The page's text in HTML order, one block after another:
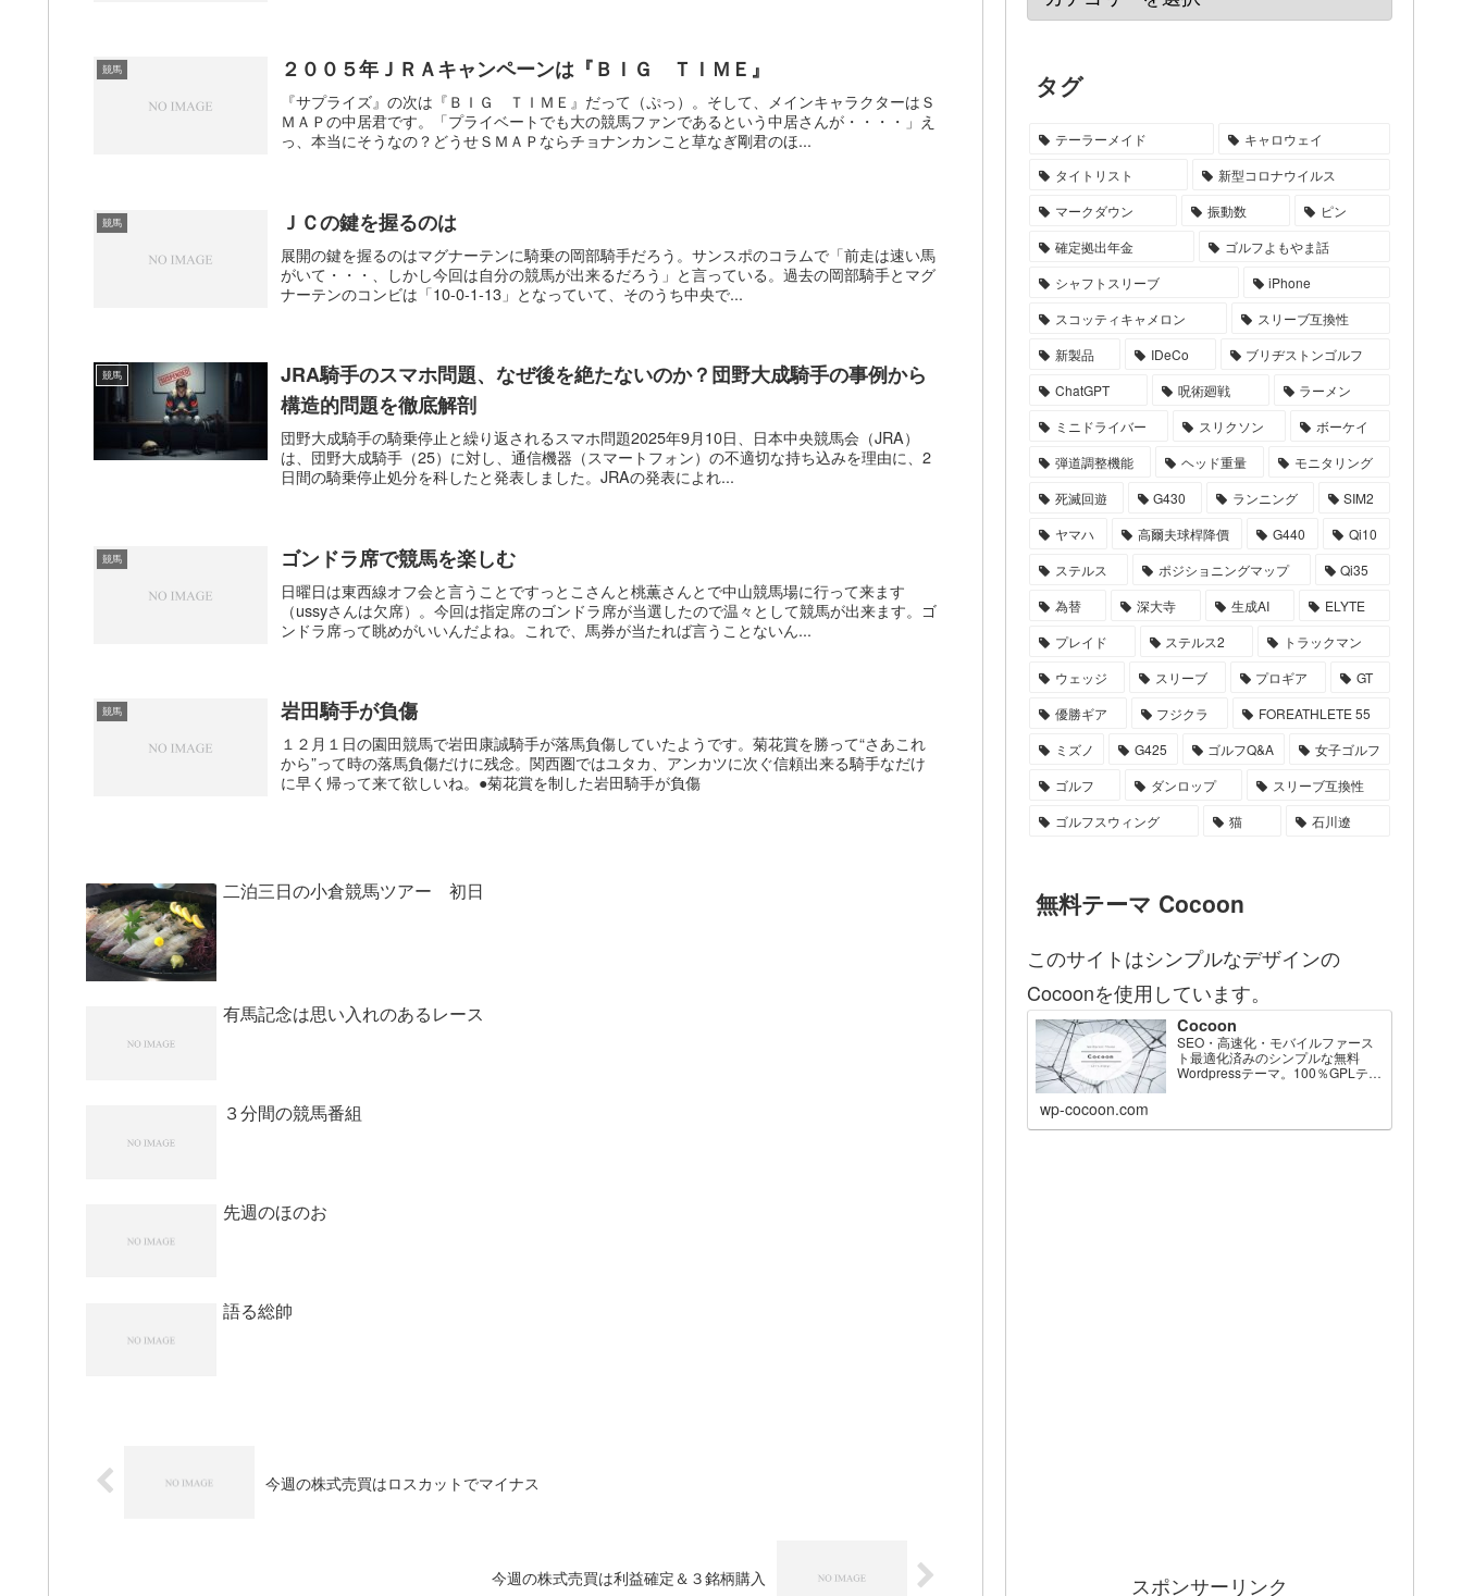
競馬 ２００５年ＪＲＡキャンペーンは『ＢＩＧ ＴＩＭＥ』
『サプライズ』の次は『ＢＩＧ ＴＩＭＥ』だって（ぷっ）。そして、メインキャラクターはＳ
ＭＡＰの中居君です。「プライベートでも大の競馬ファンであるという中居さんが・・・・」え
っ、本当にそうなの？どうせＳＭＡＰならチョナンカンこと草なぎ剛君のほ...
競馬 ＪＣの鍵を握るのは
展開の鍵を握るのはマグナーテンに騎乗の岡部騎手だろう。サンスポのコラムで「前走は速い馬
がいて・・・、しかし今回は自分の競馬が出来るだろう」と言っている。過去の岡部騎手とマグ
ナーテンのコンビは「10-0-1-13」となっていて、そのうち中央で...
競馬
JRA騎手のスマホ問題、なぜ後を絶たないのか？団野大成騎手の事例から
構造的問題を徹底解剖
団野大成騎手の騎乗停止と繰り返されるスマホ問題2025年9月10日、日本中央競馬会（JRA）
は、団野大成騎手（25）に対し、通信機器（スマートフォン）の不適切な持ち込みを理由に、2
日間の騎乗停止処分を科したと発表しました。JRAの発表によれ...
競馬 ゴンドラ席で競馬を楽しむ
日曜日は東西線オフ会と言うことですっとこさんと桃薫さんとで中山競馬場に行って来ます
（ussyさんは欠席）。今回は指定席のゴンドラ席が当選したので温々として競馬が出来ます。ゴ
ンドラ席って眺めがいいんだよね。これで、馬券が当たれば言うことないん...
競馬 岩田騎手が負傷
１２月１日の園田競馬で岩田康誠騎手が落馬負傷していたようです。菊花賞を勝って“さあこれ
から”って時の落馬負傷だけに残念。関西圏ではユタカ、アンカツに次ぐ信頼出来る騎手なだけ
に早く帰って来て欲しいね。●菊花賞を制した岩田騎手が負傷
二泊三日の小倉競馬ツアー 初日
有馬記念は思い入れのあるレース
３分間の競馬番組
先週のほのお
語る総帥
今週の株式売買はロスカットでマイナス
今週の株式売買は利益確定＆３銘柄購入
タグ
テーラーメイド
キャロウェイ
タイトリスト
新型コロナウイルス
マークダウン
振動数
ピン
確定拠出年金
ゴルフよもやま話
シャフトスリーブ
iPhone
スコッティキャメロン
スリーブ互換性
新製品
IDeCo
ブリヂストンゴルフ
ChatGPT
呪術廻戦
ラーメン
ミニドライバー
スリクソン
ボーケイ
弾道調整機能
ヘッド重量
モニタリング
死滅回遊
G430 ランニング
SIM2
ヤマハ
高爾夫球桿降價 G440
Qi10
ステルス
ポジショニングマップ
Qi35
為替
深大寺 生成AI
ELYTE
プレイド
ステルス2
トラックマン
ウェッジ
スリーブ プロギア
GT
優勝ギア
フジクラ
FOREATHLETE 55
ミズノ
G425 ゴルフQ&A
女子ゴルフ
ゴルフ
ダンロップ
スリーブ互換性
ゴルフスウィング
猫 石川遼
無料テーマ Cocoon
このサイトはシンプルなデザインの
Cocoonを使用しています。
Cocoon
SEO・高速化・モバイルファース
ト最適化済みのシンプルな無料
Wordpressテーマ。100％GPLテー
wp-cocoon.com
スポンサーリンク